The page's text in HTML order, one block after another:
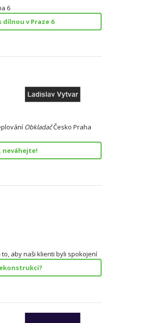
6
v Praze 6
ObkladačČesko Praha
neváhejte!
aby naši klienti byli spokojení